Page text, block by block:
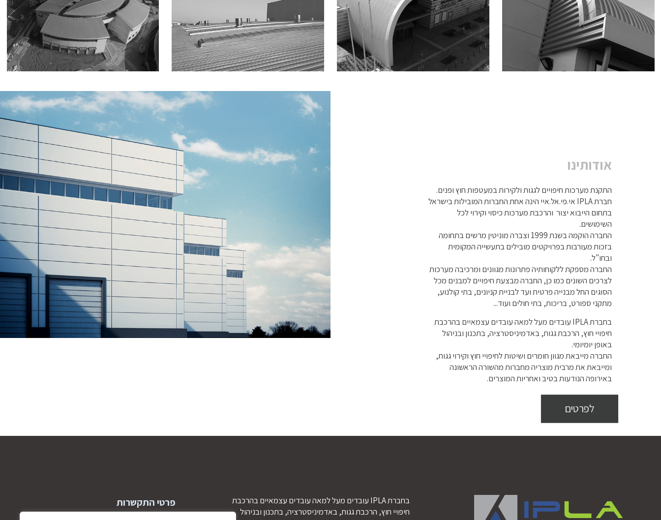
אודותינו
התקנת מערכות חיפויים לגגות ולקירות במעטפות חוץ ופנים.
חברת IPLA אי.פי.אל.איי הינה אחת החברות המובילות בישראל
בתחום הייבוא יצור והרכבת מערכות כיסוי וקירוי לכל
השימושים.
החברה הוקמה בשנת 1999 וצברה מוניטין מרשים בתחומה
בזכות מעורבות בפרויקטים מובילים בתעשייה המקומית
ובחו"ל.
החברה מספקת ללקוחותיה פתרונות מגוונים ומרכיבה מערכות
לצרכים השונים כמו כן, החברה מבצעת חיפויים למבנים מכל
הסוגים החל מבנייה פרטית ועד לבניית קניונים, בתי קולנוע,
מתקני ספורט, בריכות, בתי חולים ועוד...
בחברת IPLA עובדים מעל למאה עובדים עצמאיים בהרכבת
חיפויי חוץ, הרכבת גגות, באדמיניסטרציה, בתכנון ובניהול
באופן יומיומי.
החברה מייבאת מגוון חומרים ושיטות לחיפויי חוץ וקירוי גגות,
ומייבאת את מרבית מוצריה מחברות מהשורה הראשונה
באירופה הנודעות בטיב ואחריות המוצרים.
לפרטים
בחברת IPLA עובדים מעל למאה עובדים עצמאיים בהרכבת
חיפויי חוץ, הרכבת גגות, באדמיניסטרציה, בתכנון ובניהול
פרטי התקשרות